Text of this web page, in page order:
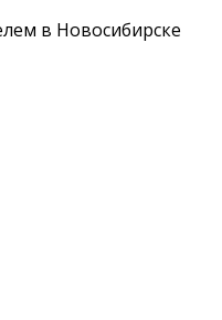
в Новосибирске